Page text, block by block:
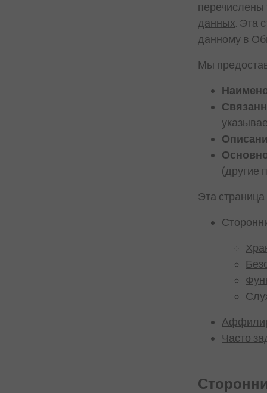
перечислены
данных. Эта
данному в
Мы
(другие
Эта
Часто